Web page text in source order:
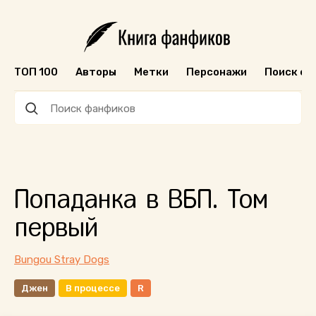
ТОП 100 Авторы Метки Персонажи Поиск
Попаданка в ВБП. Том
первый
Bungou Stray Dogs
Джен В процессе R